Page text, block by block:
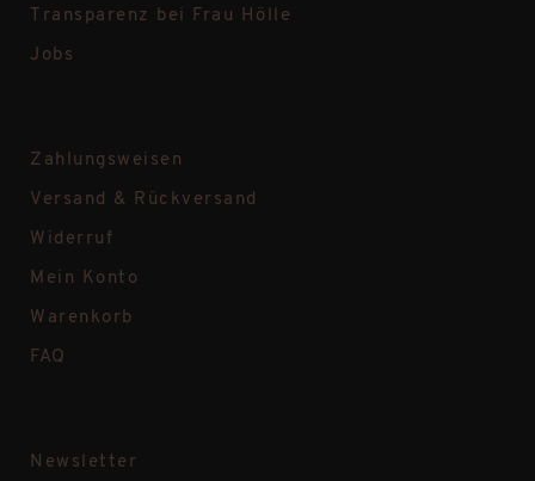
Transparenz bei Frau Hölle
Jobs
Zahlungsweisen
Versand & Rückversand
Widerruf
Mein Konto
Warenkorb
FAQ
Newsletter